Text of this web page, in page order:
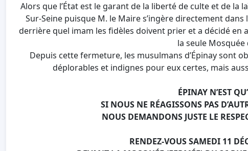
Alors que l’État est le garant de la liberté de culte et de la
Sur-Seine puisque M. le Maire s’ingère directement
derrière quel imam les fidèles doivent prier et a décidé en
la seule Mosquée
Depuis cette fermeture, les musulmans d’Épinay sont
déplorables et indignes pour eux certes, mais
ÉPINAY N’EST
SI NOUS NE RÉAGISSONS PAS
NOUS DEMANDONS JUSTE LE
RENDEZ-VOUS SAMEDI 11